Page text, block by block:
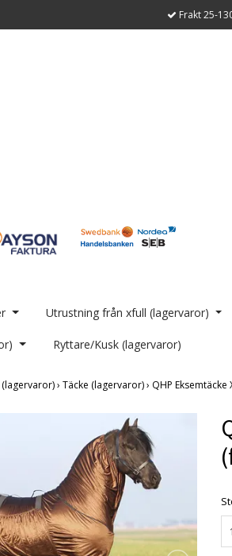
Frakt 25-
Utrustning från xfull (lagervaror)
Ryttare/Kusk (lagervaror)
› Täcke (lagervaror)› QHP